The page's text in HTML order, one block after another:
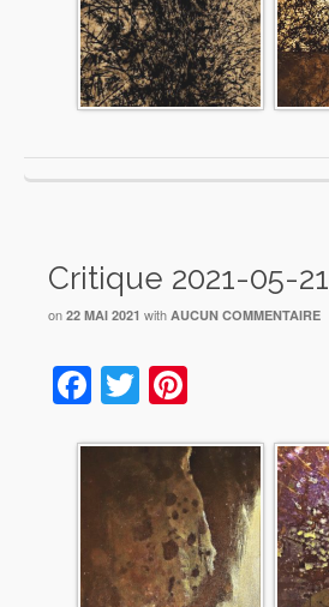
Critique 2021-05-21
on 22 MAI 2021 with AUCUN COMMENTAIRE
Facebook
Twitter